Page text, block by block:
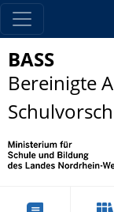
BASS
Bereinigte